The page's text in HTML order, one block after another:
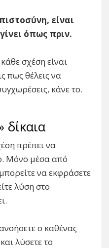
είναι
όπως πριν.
σχέση είναι
πως θέλεις να
κάνε το.
δίκαια
πρέπει να
Μόνο μέσα από
να εκφράσετε
λύση στο
ο καθένας
λύσετε το